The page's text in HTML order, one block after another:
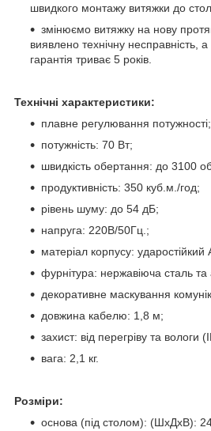
швидкого монтажу витяжки до
змінюємо витяжку на нову
виявлено технічну несправність,
гарантія триває 5 років.
Технічні характеристики:
плавне регулювання потужності;
потужність: 70 Вт;
швидкість обертання: до 3100
продуктивність: 350 куб.м./год;
рівень шуму: до 54 дБ;
напруга: 220В/50Гц.;
матеріал корпусу:
фурнітура: нержавіюча сталь та
декоративне маскування
довжина кабелю: 1,8 м;
захист: від перегріву та вологи
вага: 2,1 кг.
Розміри:
основа (під столом): (ШхДхВ):